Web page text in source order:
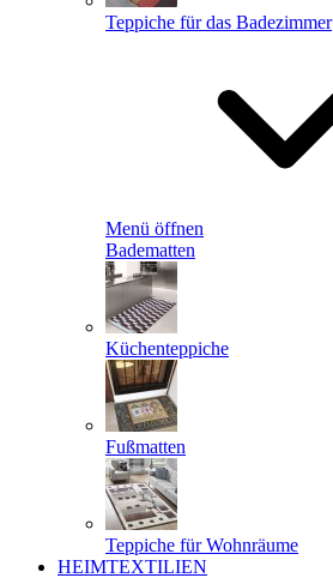
Teppiche für das Badezimmer
Menü öffnen
Badematten
Küchenteppiche
Fußmatten
Teppiche für Wohnräume
HEIMTEXTILIEN